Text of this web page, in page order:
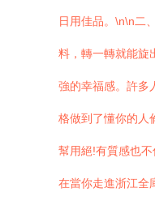
日用佳品。\n\n二
料，轉一轉就能旋
強的幸福感。許多
格做到了懂你的人
幫用絕!有質感也
在當你走進浙江全